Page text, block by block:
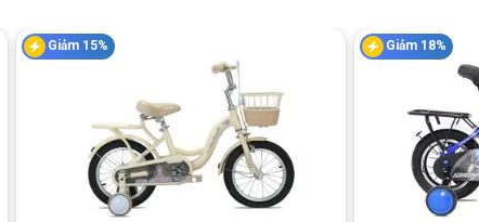
Giảm 15% Giảm 18%